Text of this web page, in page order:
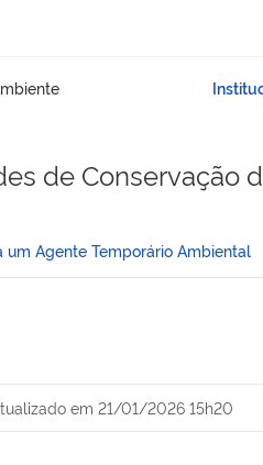
de Conservação
um Agente Temporário Ambiental
em 21/01/2026 15h20